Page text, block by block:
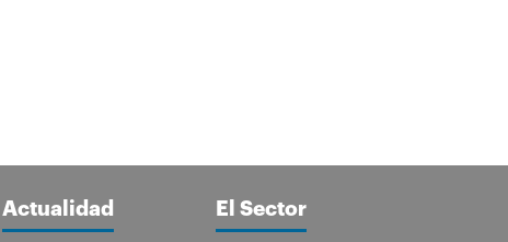
Actualidad El Sector